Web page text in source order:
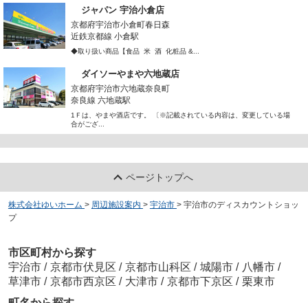
ジャパン 宇治小倉店
京都府宇治市小倉町春日森
近鉄京都線 小倉駅
◆取り扱い商品【食品 米 酒 化粧品 &...
ダイソーやまや六地蔵店
京都府宇治市六地蔵奈良町
奈良線 六地蔵駅
1Ｆは、やまや酒店です。 〔※記載されている内容は、変更している場
合がござ...
ページトップへ
株式会社ゆいホーム > 周辺施設案内 > 宇治市 > 宇治市のディスカウントショッ
プ
市区町村から探す
宇治市 / 京都市伏見区 / 京都市山科区 / 城陽市 / 八幡市 /
草津市 / 京都市西京区 / 大津市 / 京都市下京区 / 栗東市